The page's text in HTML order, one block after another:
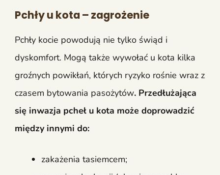
Pchły u kota – zagrożenie
Pchły kocie powodują nie tylko świąd i
dyskomfort. Mogą także wywołać u kota kilka
groźnych powikłań, których ryzyko rośnie wraz z
czasem bytowania pasożytów. Przedłużająca
się inwazja pcheł u kota może doprowadzić
między innymi do:
zakażenia tasiemcem;